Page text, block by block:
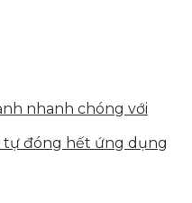
nhanh chóng với
tự đóng hết ứng dụng